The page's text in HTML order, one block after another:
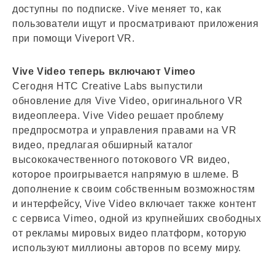
доступны по подписке. Vive меняет то, как
пользователи ищут и просматривают приложения
при помощи Viveport VR.
Vive Video теперь включают Vimeo
Сегодня HTC Creative Labs выпустили
обновление для Vive Video, оригинального VR
видеоплеера. Vive Video решает проблему
предпросмотра и управления правами на VR
видео, предлагая обширный каталог
высококачественного потокового VR видео,
которое проигрывается напрямую в шлеме. В
дополнение к своим собственным возможностям
и интерфейсу, Vive Video включает также контент
с сервиса Vimeo, одной из крупнейших свободных
от рекламы мировых видео платформ, которую
используют миллионы авторов по всему миру.